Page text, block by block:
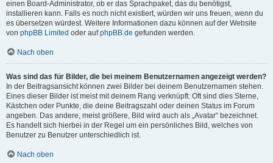
einen Board-Administrator, ob er das Sprachpaket, das du benötigst,
installieren kann. Falls es noch nicht existiert, würden wir uns freuen, wenn du
es übersetzen würdest. Weitere Informationen dazu können auf der Website
von phpBB Limited oder aufphpBB.de gefunden werden.
Nach oben
Was sind das für Bilder, die bei meinem Benutzernamen angezeigt werden?
In der Beitragsansicht können zwei Bilder bei deinem Benutzernamen stehen.
Eines dieser Bilder ist meist mit deinem Rang verknüpft: Oft sind dies Sterne,
Kästchen oder Punkte, die deine Beitragszahl oder deinen Status im Forum
angeben. Das andere, meist größere, Bild wird auch als „Avatar“ bezeichnet.
Es handelt sich hierbei in der Regel um ein persönliches Bild, welches von
Benutzer zu Benutzer unterschiedlich ist.
Nach oben